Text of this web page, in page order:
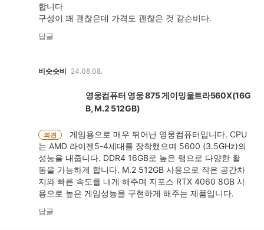
합니다
구성이 꽤 괜찮은데 가격도 괜찮은 것 같슨비다.
답글
비슷슷비 24.08.08.
영웅컴퓨터 영웅 875 게이밍울트라560X(16G
B, M.2 512GB)
의견
게임용으로 매우 뛰어난 영웅컴퓨터입니다. CPU
는 AMD 라이젠5-4세대를 장착했으며 5600 (3.5GHz)의
성능을 내줍니다. DDR4 16GB로 높은 램으로 다양한 활
동을 가능하게 합니다. M.2 512GB 사용으로 작은 공간차
지와 빠른 속도를 내게 해주며 지포스 RTX 4060 8GB 사
용으로 높은 게임성능을 구현하게 해주는 제품입니다.
답글